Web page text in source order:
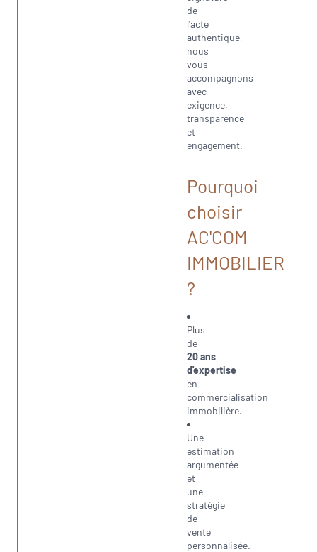
de
l'acte
authentique,
nous
vous
accompagnons
avec
exigence,
transparence
et
engagement.
Pourquoi
choisir
AC'COM
IMMOBILIER
?
Plus
de
20 ans
d'expertise
en
commercialisation
immobilière.
Une
estimation
argumentée
et
une
stratégie
de
vente
personnalisée.